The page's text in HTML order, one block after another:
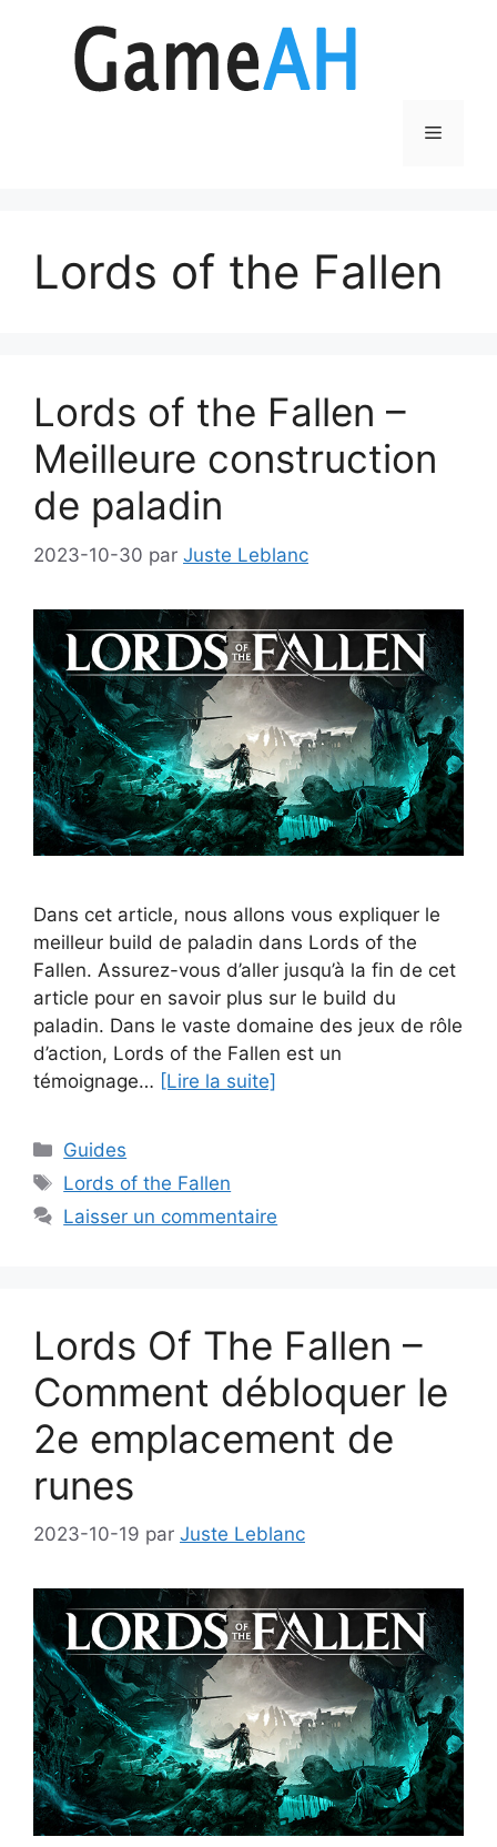
Menu
Lords of the Fallen
Lords of the Fallen –
Meilleure construction
de paladin
2023-10-30 par Juste Leblanc
Dans cet article, nous allons vous expliquer le
meilleur build de paladin dans Lords of the
Fallen. Assurez-vous d’aller jusqu’à la fin de cet
article pour en savoir plus sur le build du
paladin. Dans le vaste domaine des jeux de rôle
d’action, Lords of the Fallen est un
témoignage… [Lire la suite]
Catégories
Guides
Étiquettes
Lords of the Fallen
Laisser un commentaire
Lords Of The Fallen –
Comment débloquer le
2e emplacement de
runes
2023-10-19 par Juste Leblanc